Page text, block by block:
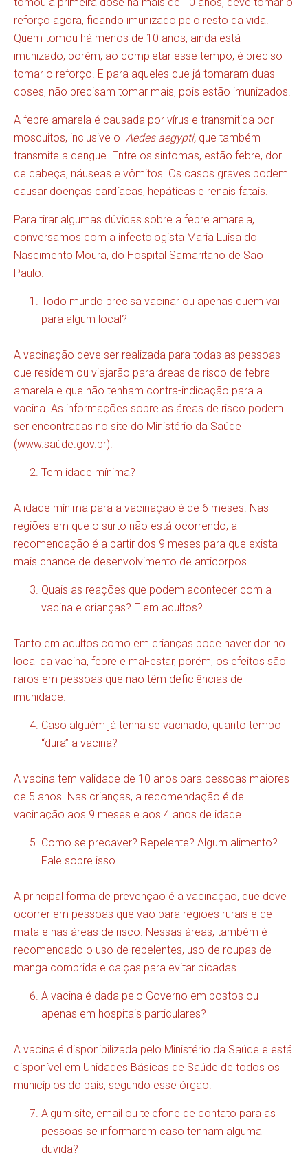
tomou a primeira dose há mais de 10 anos, deve tomar o
reforço agora, ficando imunizado pelo resto da vida.
Quem tomou há menos de 10 anos, ainda está
imunizado, porém, ao completar esse tempo, é preciso
tomar o reforço. E para aqueles que já tomaram duas
doses, não precisam tomar mais, pois estão imunizados.
A febre amarela é causada por vírus e transmitida por
mosquitos, inclusive o Aedes aegypti, que também
transmite a dengue. Entre os sintomas, estão febre, dor
de cabeça, náuseas e vômitos. Os casos graves podem
causar doenças cardíacas, hepáticas e renais fatais.
Para tirar algumas dúvidas sobre a febre amarela,
conversamos com a infectologista Maria Luisa do
Nascimento Moura, do Hospital Samaritano de São
Paulo.
Todo mundo precisa vacinar ou apenas quem vai
para algum local?
A vacinação deve ser realizada para todas as pessoas
que residem ou viajarão para áreas de risco de febre
amarela e que não tenham contra-indicação para a
vacina. As informações sobre as áreas de risco podem
ser encontradas no site do Ministério da Saúde
(www.saúde.gov.br).
Tem idade mínima?
A idade mínima para a vacinação é de 6 meses. Nas
regiões em que o surto não está ocorrendo, a
recomendação é a partir dos 9 meses para que exista
mais chance de desenvolvimento de anticorpos.
Quais as reações que podem acontecer com a
vacina e crianças? E em adultos?
Tanto em adultos como em crianças pode haver dor no
local da vacina, febre e mal-estar, porém, os efeitos são
raros em pessoas que não têm deficiências de
imunidade.
Caso alguém já tenha se vacinado, quanto tempo
“dura” a vacina?
A vacina tem validade de 10 anos para pessoas maiores
de 5 anos. Nas crianças, a recomendação é de
vacinação aos 9 meses e aos 4 anos de idade.
Como se precaver? Repelente? Algum alimento?
Fale sobre isso.
A principal forma de prevenção é a vacinação, que deve
ocorrer em pessoas que vão para regiões rurais e de
mata e nas áreas de risco. Nessas áreas, também é
recomendado o uso de repelentes, uso de roupas de
manga comprida e calças para evitar picadas.
A vacina é dada pelo Governo em postos ou
apenas em hospitais particulares?
A vacina é disponibilizada pelo Ministério da Saúde e está
disponível em Unidades Básicas de Saúde de todos os
municípios do país, segundo esse órgão.
Algum site, email ou telefone de contato para as
pessoas se informarem caso tenham alguma
duvida?